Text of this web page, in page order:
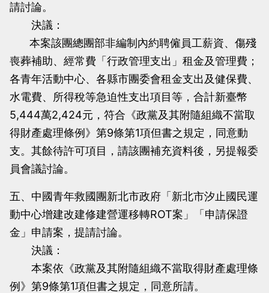
請討論。
決議：
本案該團總團部非編制內約聘僱員工薪資、傷殘
喪葬補助、經常費「行政管理支出」租金及管理費；
各青年活動中心、各縣市團委會租金支出及健保費、
水電費、所得稅等急迫性支出項目等，合計新臺幣
5,444萬2,424元，符合《政黨及其附隨組織不當取
得財產處理條例》第9條第1項但書之規定，同意動
支。其餘待許可項目，請該團補充資料後，另提報委
員會議討論。
五、中國青年救國團新北市政府「新北市汐止國民運
動中心增建改建修建營運移轉ROT案」「申請保證
金」申請案，提請討論。
決議：
本案依《政黨及其附隨組織不當取得財產處理條
例》第9條第1項但書之規定，同意所請。